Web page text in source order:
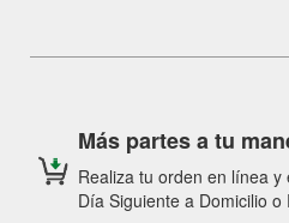
Más partes a tu
Realiza tu orden en línea
Día Siguiente a Domicilio